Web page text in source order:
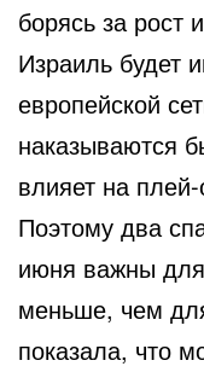
борясь за рост
Израиль будет
европейской
наказываются
влияет на
Поэтому два
июня важны
меньше, чем
показала, что